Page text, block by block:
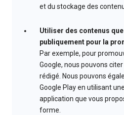
et du stockage des
Utiliser des contenus
publiquement pour la
Par exemple, pour
Google, nous pouvons
rédigé. Nous pouvons
Google Play en utilisant
application que vous
forme.